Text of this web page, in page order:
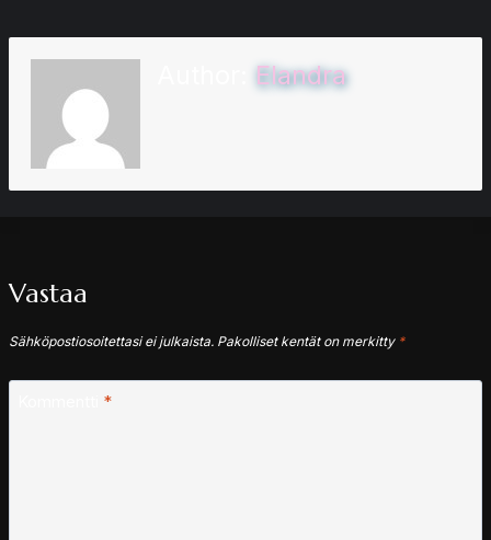
Elandra
Vastaa
Sähköpostiosoitettasi ei julkaista. Pakolliset kentät on merkitty *
*